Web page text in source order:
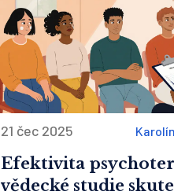
21 čec 2025
Efektivita
vědecké studie